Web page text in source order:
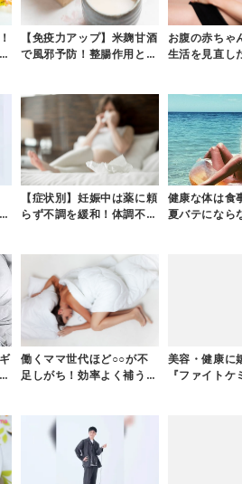
【免疫力アップ】米麹甘酒
で風邪予防！整腸作用と酵
お腹の赤ちゃ
生活を見直し
【症状別】妊娠中は薬に頼
らず不調を緩和！体調不良
健康な体は食
夏バテになら
働くママ世代ほど○○が不
足しがち！効率よく補うな
美容・健康に
『ファイトケ